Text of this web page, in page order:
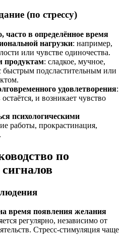
(по стрессу)
часто в определённое время
нагрузки: например,
или чувстве одиночества.
продуктам: сладкое, мучное,
подсластительным или
удовлетворения:
и возникает чувство
психологическими
работы, прокрастинация,
по
время появления желания
регулярно, независимо от
Стресс-стимуляция чаще